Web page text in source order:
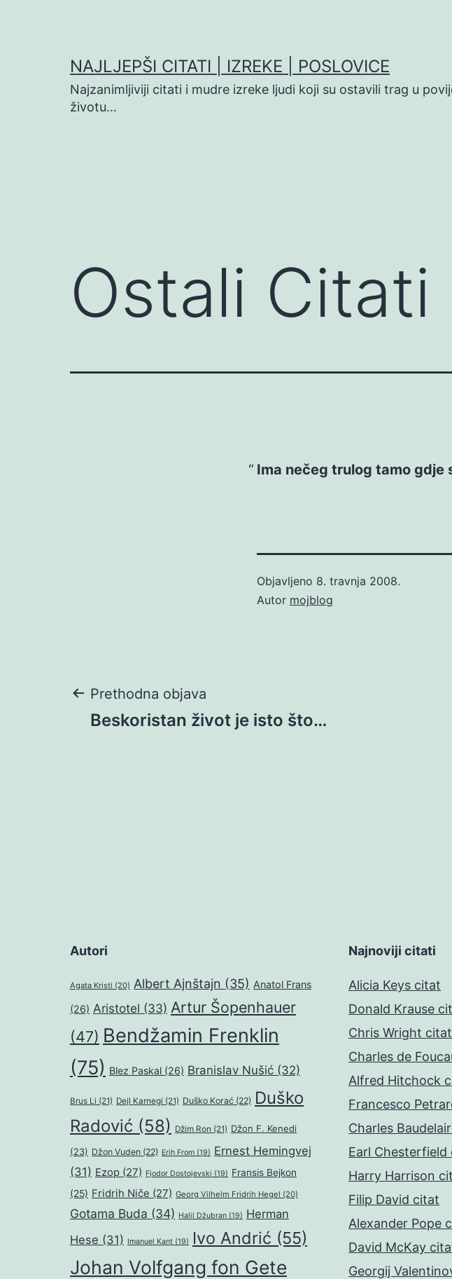
NAJLJEPŠI CITATI | IZREKE | POSLOVICE
Najzanimljiviji citati i mudre izreke ljudi koji su ostavili trag u
životu…
Ostali Citati
Ima nečeg trulog tamo gdje
Objavljeno 8. travnja 2008.
Autor mojblog
Navigacija
Prethodna objava
Beskoristan život je isto što…
Autori
Agata Kristi (20) Albert Ajnštajn (35) Anatol Frans
(26) Aristotel (33) Artur Šopenhauer
(47) Bendžamin Frenklin
(75) Blez Paskal (26) Branislav Nušić (32)
Brus Li (21) Dejl Karnegi (21) Duško Korać (22) Duško
Radović (58) Džim Ron (21) Džon F. Kenedi
(23) Džon Vuden (22) Erih From (19) Ernest Hemingvej
(31) Ezop (27) Fjodor Dostojevski (19) Fransis Bejkon
(25) Fridrih Niče (27) Georg Vilhelm Fridrih Hegel (20)
Gotama Buda (34) Halil Džubran (19) Herman
Hese (31) Imanuel Kant (19) Ivo Andrić (55)
Johan Volfgang fon Gete
Najnoviji citati
Alicia Keys citat
Donald Krause
Chris Wright citat
Charles de
Alfred Hitchock
Francesco
Charles
Earl Chesterfield
Harry Harrison
Filip David citat
Alexander Pope
David McKay
Georgij